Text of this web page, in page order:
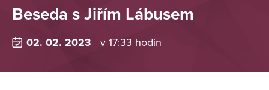
Beseda s Jiřím Lábusem
02. 02. 2023 v 17:33 hodin